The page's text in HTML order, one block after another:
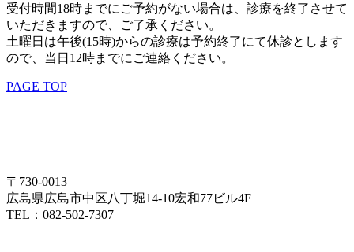
受付時間18時までにご予約がない場合は、診療を終了させて
いただきますので、ご了承ください。
土曜日は午後(15時)からの診療は予約終了にて休診とします
ので、 当日12時までにご連絡ください。
PAGE TOP
〒730-0013
広島県広島市中区八丁堀14-10宏和77ビル4F
TEL：082-502-7307